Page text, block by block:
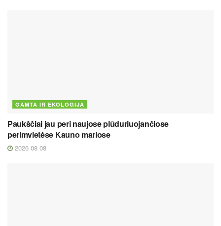
GAMTA IR EKOLOGIJA
Paukščiai jau peri naujose plūduriuojančiose
perimvietėse Kauno mariose
2026 08 08